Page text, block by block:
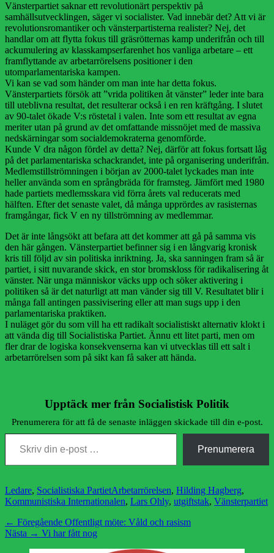
Vänsterpartiet saknar ett revolutionärt perspektiv på
samhällsutvecklingen, säger vi socialister. Vad innebär det? Att vi är
revolutionsromantiker och vänsterpartisterna realister? Nej, det
handlar om att flytta fokus till gräsrötternas kamp underifrån och till
ackumulering av klasskampserfarenhet hos vanliga arbetare – ett
framflyttande av arbetarrörelsens positioner i den
utomparlamentariska kampen.
Vi kan se vad som händer om man inte har detta fokus.
Vänsterpartiets försök att ”vrida politiken åt vänster” leder inte bara
till uteblivna resultat, det resulterar också i en ren kräftgång. I slutet
av 90-talet ökade V:s röstetal i valen. Inte som ett resultat av egna
meriter utan på grund av det omfattande missnöjet med de massiva
nedskärningar som socialdemokraterna genomförde.
Kunde V dra någon fördel av detta? Nej, därför att fokus fortsatt låg
på det parlamentariska schackrandet, inte på organisering underifrån.
Medlemstillströmningen i början av 2000-talet lyckades man inte
heller använda som en språngbräda för framsteg. Jämfört med 1980
hade partiets medlemsskara vid förra årets val reducerats med
hälften. Efter det senaste valet, då många upprördes av rasisternas
framgångar, fick V en ny tillströmning av medlemmar.
Det är inte långsökt att befara att det kommer att gå på samma vis
den här gången. Vänsterpartiet befinner sig i en långvarig kronisk
kris till följd av sin politiska inriktning. Ja, ska sanningen fram så är
partiet, i sitt nuvarande skick, en stor bromskloss för radikalisering åt
vänster. När unga människor väcks upp och söker aktivering i
politiken så är det naturligt att man vänder sig till V. Resultatet blir i
många fall antingen passivisering eller att man sugs upp i den
parlamentariska praktiken.
I nuläget gör du som vill ha ett radikalt socialistiskt alternativ klokt i
att vända dig till Socialistiska Partiet. Ännu ett litet parti, men om
fler drar de logiska konsekvenserna kan vi utvecklas till ett salt i
arbetarrörelsen som på sikt kan få saker att hända.
Upptäck mer från Socialistisk Politik
Prenumerera för att få de senaste inläggen skickade till din e-post.
Skriv din e-post …
Prenumerera
Kategorier
Ledare, Socialistiska PartietEtiketter
Arbetarrörelsen, Hilding Hagberg,
Kommunistiska Internationalen, Lars Ohly, utgiftstak, Vänsterpartiet
Inläggsnavigering
← Föregående Föregående
inlägg:
Offentligt möte: Våld och rasism
Nästa → Nästa
Vi har fått nog